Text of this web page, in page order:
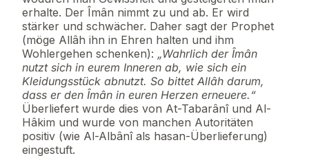
erhalte. Der Îmân nimmt zu und ab. Er wird
stärker und schwächer. Daher sagt der Prophet
(möge Allâh ihn in Ehren halten und ihm
Wohlergehen schenken): „Wahrlich der Îmân
nutzt sich in eurem Inneren ab, wie sich ein
Kleidungsstück abnutzt. So bittet Allâh darum,
dass er den Îmân in euren Herzen erneuere.“
Überliefert wurde dies von At-Tabarânî und Al-
Hâkim und wurde von manchen Autoritäten
positiv (wie Al-Albânî als hasan-Überlieferung)
eingestuft.